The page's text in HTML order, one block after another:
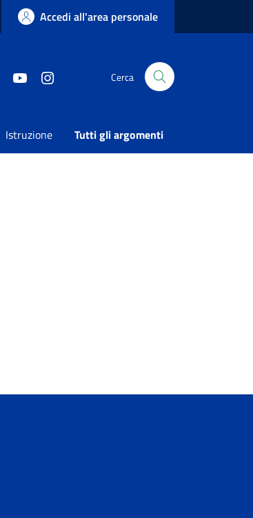
Accedi all'area personale
FacebookYoutube Cerca
Istruzione Tutti gli argomenti